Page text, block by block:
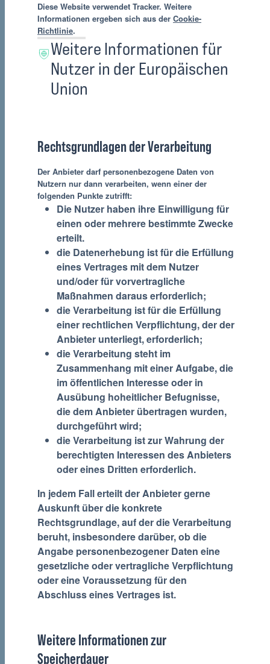
Diese Website verwendet Tracker. Weitere
Informationen ergeben sich aus der Cookie-
Richtlinie.
Weitere Informationen für
Nutzer in der Europäischen
Union
Rechtsgrundlagen der Verarbeitung
Der Anbieter darf personenbezogene Daten von
Nutzern nur dann verarbeiten, wenn einer der
folgenden Punkte zutrifft:
Die Nutzer haben ihre Einwilligung für
einen oder mehrere bestimmte Zwecke
erteilt.
die Datenerhebung ist für die Erfüllung
eines Vertrages mit dem Nutzer
und/oder für vorvertragliche
Maßnahmen daraus erforderlich;
die Verarbeitung ist für die Erfüllung
einer rechtlichen Verpflichtung, der der
Anbieter unterliegt, erforderlich;
die Verarbeitung steht im
Zusammenhang mit einer Aufgabe, die
im öffentlichen Interesse oder in
Ausübung hoheitlicher Befugnisse,
die dem Anbieter übertragen wurden,
durchgeführt wird;
die Verarbeitung ist zur Wahrung der
berechtigten Interessen des Anbieters
oder eines Dritten erforderlich.
In jedem Fall erteilt der Anbieter gerne
Auskunft über die konkrete
Rechtsgrundlage, auf der die Verarbeitung
beruht, insbesondere darüber, ob die
Angabe personenbezogener Daten eine
gesetzliche oder vertragliche Verpflichtung
oder eine Voraussetzung für den
Abschluss eines Vertrages ist.
Weitere Informationen zur
Speicherdauer